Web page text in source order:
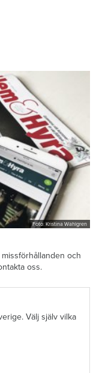
Foto: Kristina Wahlgren
och
oss.
Välj själv vilka